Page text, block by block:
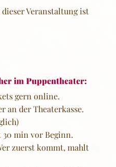
Veranstaltung ist
im Puppentheater:
gern online.
an der Theaterkasse.
30 min vor Beginn.
zuerst kommt, mahlt